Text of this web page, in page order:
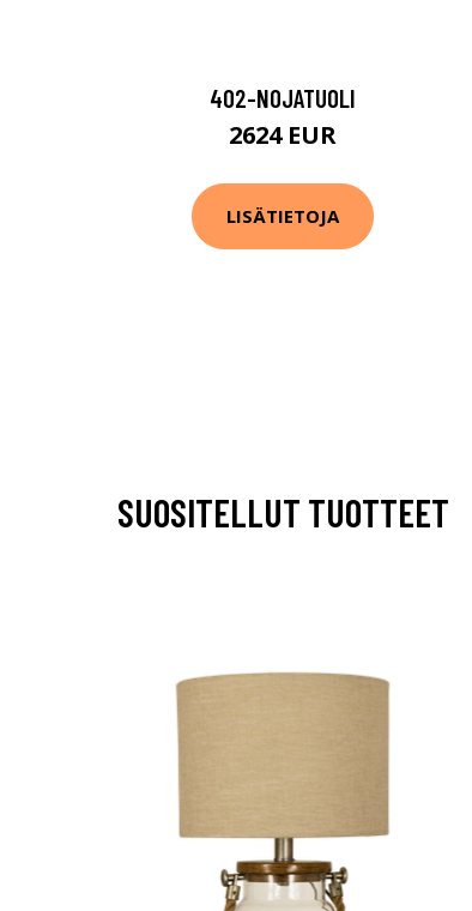
402-NOJATUOLI
2624 EUR
LISÄTIETOJA
SUOSITELLUT TUOTTEET